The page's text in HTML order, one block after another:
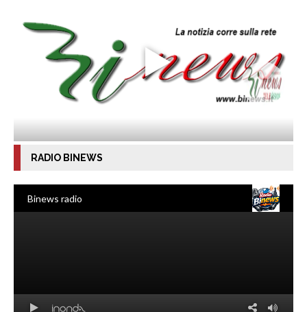
RADIO BINEWS